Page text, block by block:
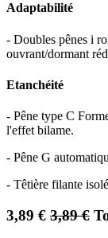
Adaptabilité
- Doubles pênes i
ouvrant/dormant
Etanchéité
- Pêne type C
l'effet bilame.
- Pêne G
- Têtière filante
3,89 € 3,89€